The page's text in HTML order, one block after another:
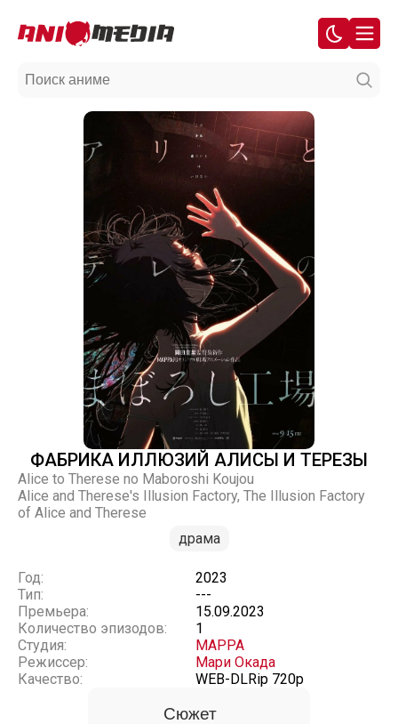
ФАБРИКА ИЛЛЮЗИЙ АЛИСЫ И ТЕРЕЗЫ
Alice to Therese no Maboroshi Koujou
Alice and Therese's Illusion Factory, The Illusion Factory
of Alice and Therese
драма
Год:
2023
Тип:
---
Премьера:
15.09.2023
Количество эпизодов:
1
Студия:
MAPPA
Режиссер:
Мари Окада
Качество:
WEB-DLRip 720p
Сюжет